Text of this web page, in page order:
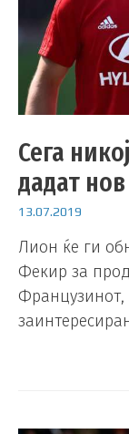
Сега
дадат
13.07.2019
Лион ќе ги
Фекир за
Французинот,